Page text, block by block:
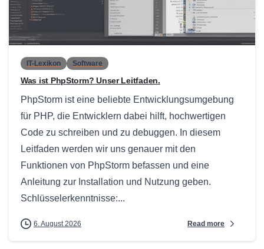
IT-Lexikon Software
Was ist PhpStorm? Unser Leitfaden.
PhpStorm ist eine beliebte Entwicklungsumgebung
für PHP, die Entwicklern dabei hilft, hochwertigen
Code zu schreiben und zu debuggen. In diesem
Leitfaden werden wir uns genauer mit den
Funktionen von PhpStorm befassen und eine
Anleitung zur Installation und Nutzung geben.
Schlüsselerkenntnisse:...
6. August 2026 Read more